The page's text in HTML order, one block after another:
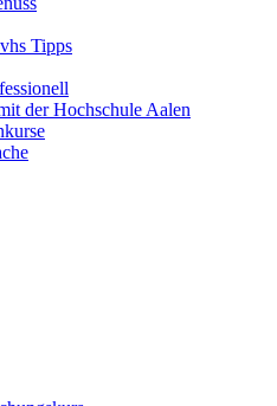
Tipps
der Hochschule Aalen